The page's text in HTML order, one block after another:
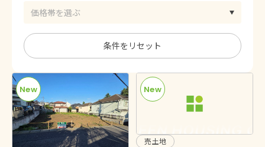
New New
売土地
条件をリセット